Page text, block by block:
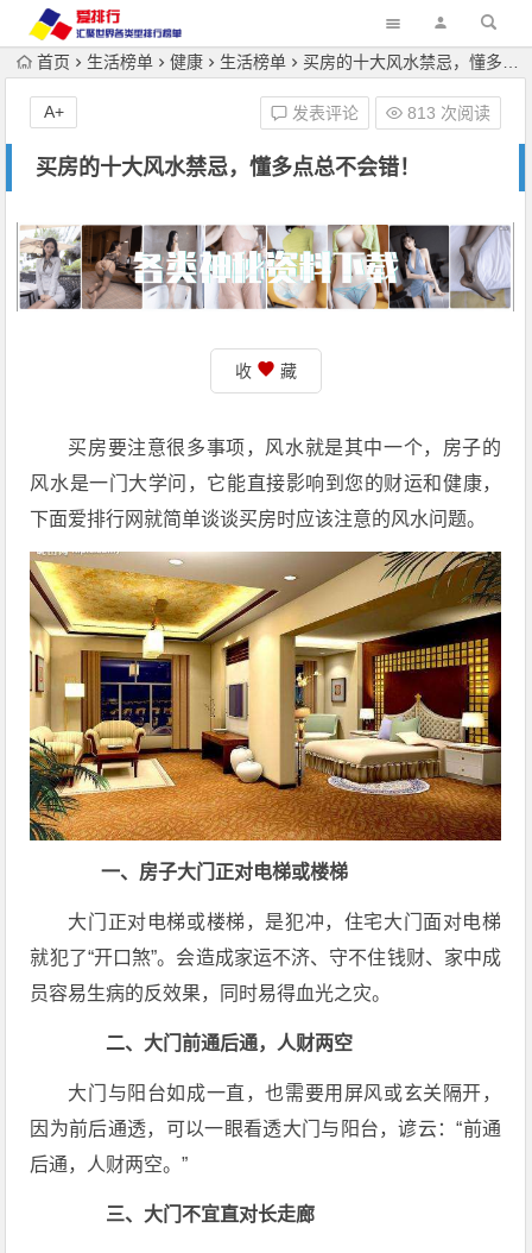
首页 生活榜单 健康 生活榜单 买房的十大风水禁忌，懂多点总不会错！
买房的十大风水禁忌，懂多点总不会错！
发表评论 813 次阅读
A+
收 藏
买房要注意很多事项，风水就是其中一个，房子的
风水是一门大学问，它能直接影响到您的财运和健康，
下面爱排行网就简单谈谈买房时应该注意的风水问题。
一、房子大门正对电梯或楼梯
大门正对电梯或楼梯，是犯冲，住宅大门面对电梯
就犯了“开口煞”。会造成家运不济、守不住钱财、家中成
员容易生病的反效果，同时易得血光之灾。
二、大门前通后通，人财两空
大门与阳台如成一直，也需要用屏风或玄关隔开，
因为前后通透，可以一眼看透大门与阳台，谚云：“前通
后通，人财两空。”
三、大门不宜直对长走廊